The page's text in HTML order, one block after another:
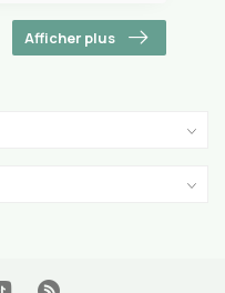
Afficher plus